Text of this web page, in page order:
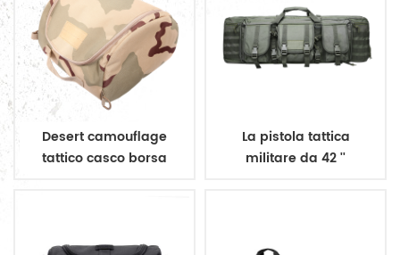
Desert camouflage
tattico casco borsa
La pistola tattica
militare da 42 ''